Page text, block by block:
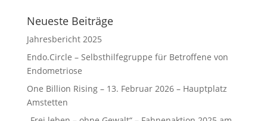
Neueste Beiträge
Jahresbericht 2025
Endo.Circle – Selbsthilfegruppe für Betroffene von
Endometriose
One Billion Rising – 13. Februar 2026 – Hauptplatz
Amstetten